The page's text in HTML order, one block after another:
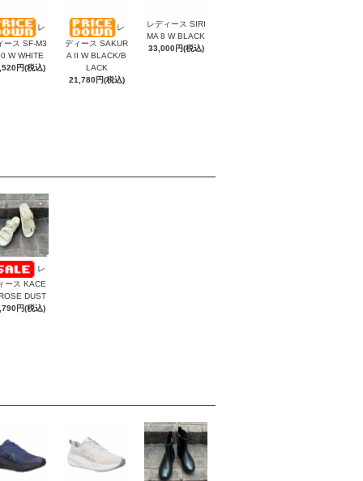
レ
ース SF-M3
W WHITE
円(税込)
レ
ディース SAKUR
A II W BLACK/B
LACK
21,780円(税込)
レディース SIRI
MA 8 W BLACK
33,000円(税込)
レ
ース KACE
DUST
円(税込)